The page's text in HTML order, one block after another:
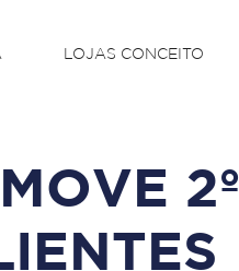
LOJAS CONCEITO
2º